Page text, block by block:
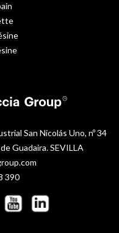
San Nicolás Uno, nº 34
Guadaira. SEVILLA
390